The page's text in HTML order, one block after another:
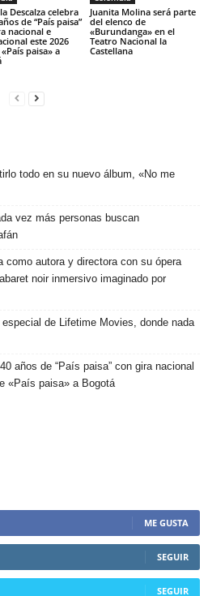
Descalza celebra
de “País paisa”
nacional e
este 2026
paisa» a
Juanita Molina será parte
del elenco de
«Burundanga» en el
Teatro Nacional la
Castellana
todo en su nuevo álbum, «No me
vez más personas buscan
como autora y directora con su ópera
noir inmersivo imaginado por
especial de Lifetime Movies, donde nada
años de “País paisa” con gira nacional
«País paisa» a Bogotá
ME GUSTA
SEGUIR
SEGUIR